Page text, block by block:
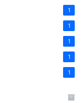
1
1
1
1
1